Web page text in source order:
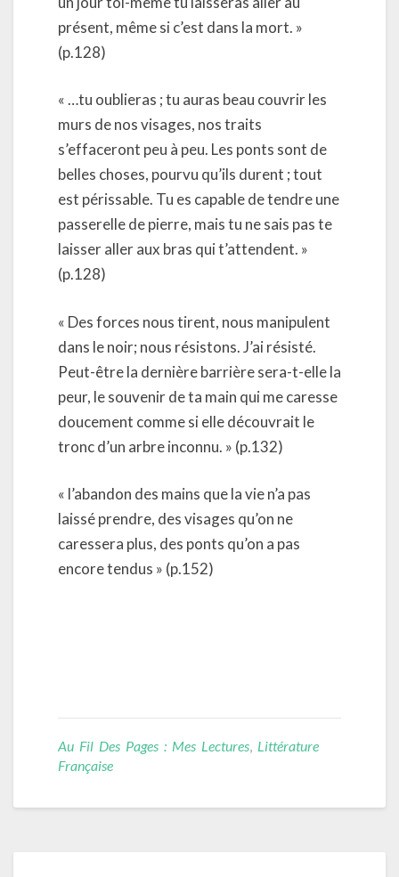
présent, même si c’est dans la mort. »
(p.128)
« …tu oublieras ; tu auras beau couvrir les
murs de nos visages, nos traits
s’effaceront peu à peu. Les ponts sont de
belles choses, pourvu qu’ils durent ; tout
est périssable. Tu es capable de tendre une
passerelle de pierre, mais tu ne sais pas te
laisser aller aux bras qui t’attendent. »
(p.128)
« Des forces nous tirent, nous manipulent
dans le noir; nous résistons. J’ai résisté.
Peut-être la dernière barrière sera-t-elle la
peur, le souvenir de ta main qui me caresse
doucement comme si elle découvrait le
tronc d’un arbre inconnu. » (p.132)
« l’abandon des mains que la vie n’a pas
laissé prendre, des visages qu’on ne
caressera plus, des ponts qu’on a pas
encore tendus » (p.152)
Au Fil Des Pages : Mes Lectures Littérature
Française